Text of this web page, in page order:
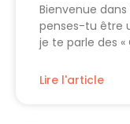
Bienvenue
penses-tu être
je te parle des
Lire l'article